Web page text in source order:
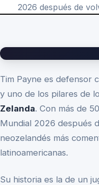
2026 después de
Tim Payne es defensor
y uno de los pilares de
Zelanda. Con más de
Mundial 2026 después
neozelandés más
latinoamericanas.
Su historia es la de un